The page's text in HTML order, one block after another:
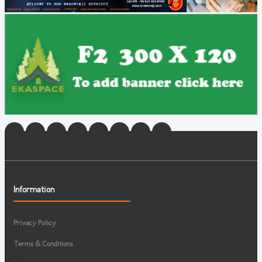
Information
Privacy Policy
Terms & Conditions